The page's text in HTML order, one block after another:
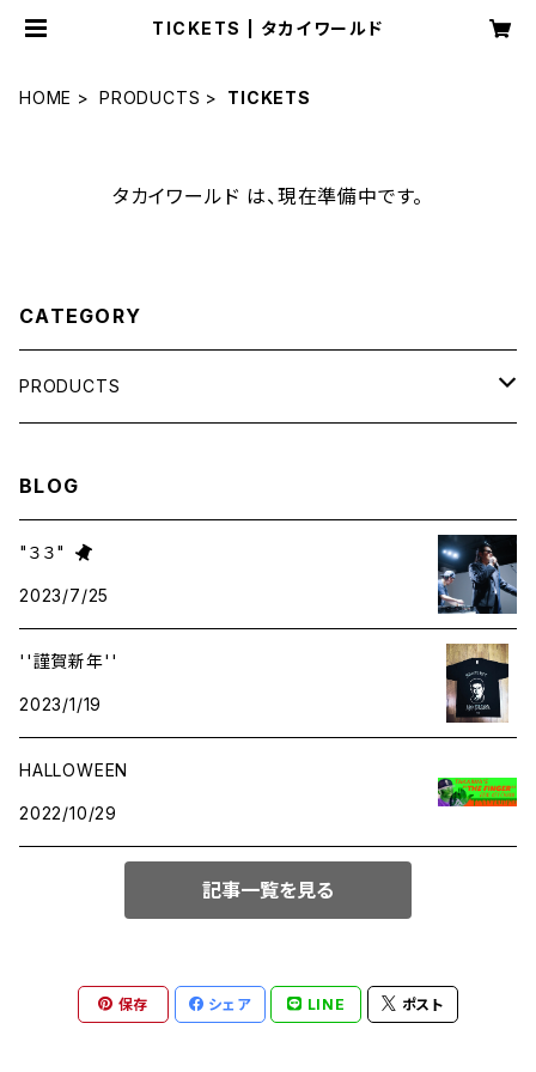
TICKETS | タカイワールド
HOME PRODUCTS TICKETS
タカイワールド は、現在準備中です。
CATEGORY
PRODUCTS
APPAREL
TICKETS
BLOG
"３３"
2023/7/25
''謹賀新年''
2023/1/19
HALLOWEEN
2022/10/29
記事一覧を見る
保存 シェア LINE ポスト